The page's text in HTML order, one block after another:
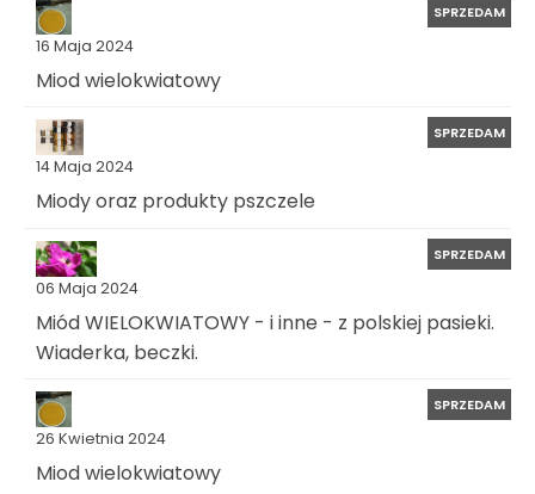
16 Maja 2024
SPRZEDAM
Miod wielokwiatowy
14 Maja 2024
SPRZEDAM
Miody oraz produkty pszczele
06 Maja 2024
SPRZEDAM
Miód WIELOKWIATOWY - i inne - z polskiej pasieki.
Wiaderka, beczki.
26 Kwietnia 2024
SPRZEDAM
Miod wielokwiatowy